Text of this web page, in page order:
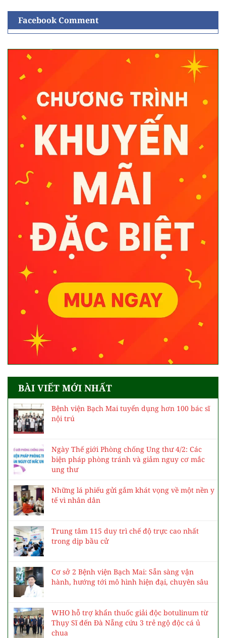
Facebook Comment
BÀI VIẾT MỚI NHẤT
Bệnh viện Bạch Mai tuyển dụng hơn 100 bác sĩ
nội trú
Ngày Thế giới Phòng chống Ung thư 4/2: Các
biện pháp phòng tránh và giảm nguy cơ mắc
ung thư
Những lá phiếu gửi gắm khát vọng về một nền y
tế vì nhân dân
Trung tâm 115 duy trì chế độ trực cao nhất
trong dịp bầu cử
Cơ sở 2 Bệnh viện Bạch Mai: Sẵn sàng vận
hành, hướng tới mô hình hiện đại, chuyên sâu
WHO hỗ trợ khẩn thuốc giải độc botulinum từ
Thụy Sĩ đến Đà Nẵng cứu 3 trẻ ngộ độc cá ủ
chua